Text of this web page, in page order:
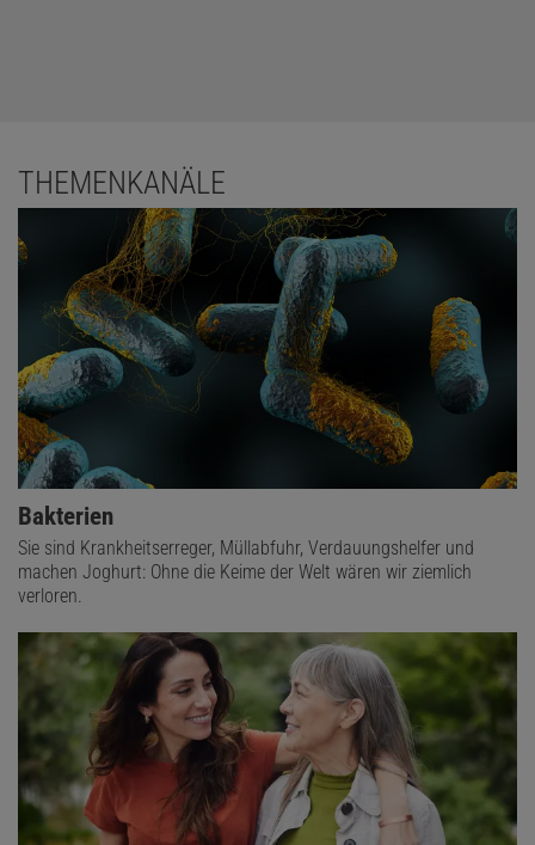
THEMENKANÄLE
Bakterien
Sie sind Krankheitserreger, Müllabfuhr, Verdauungshelfer und
machen Joghurt: Ohne die Keime der Welt wären wir ziemlich
verloren.